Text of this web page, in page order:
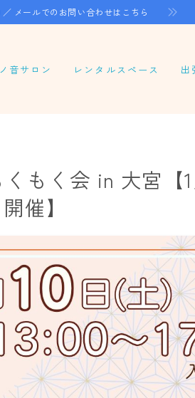
／ メールでのお問い合わせはこちら
音サロン レンタルスペース 出
もく会 in 大宮【
開催】